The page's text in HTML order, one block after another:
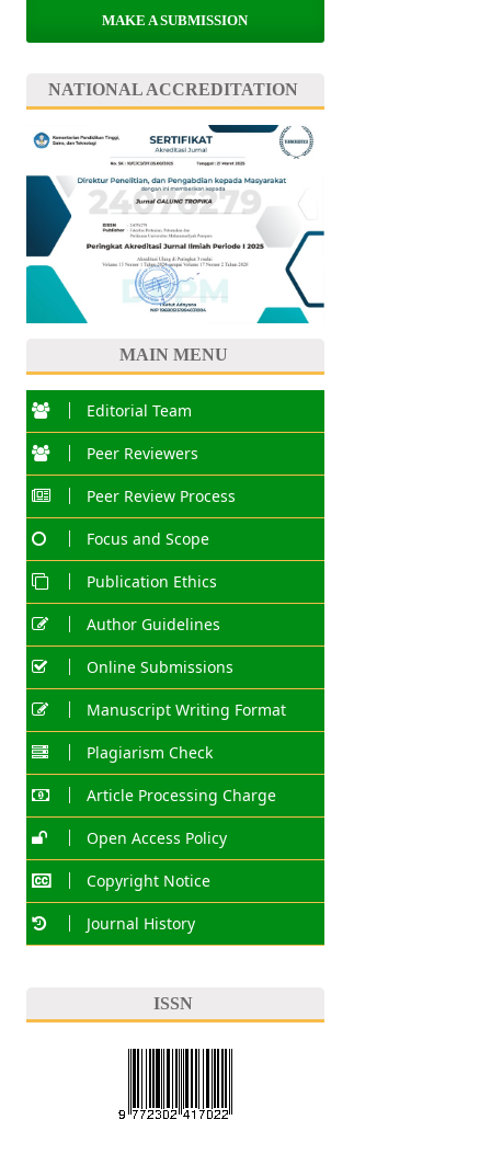
MAKE A SUBMISSION
NATIONAL ACCREDITATION
MAIN MENU
Editorial Team
Peer Reviewers
Peer Review Process
Focus and Scope
Publication Ethics
Author Guidelines
Online Submissions
Manuscript Writing Format
Plagiarism Check
Article Processing Charge
Open Access Policy
Copyright Notice
Journal History
ISSN